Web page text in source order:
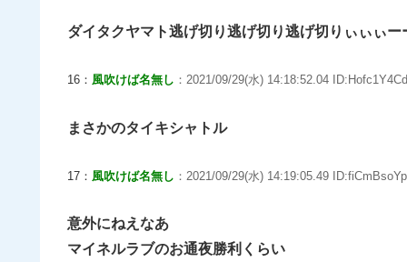
ダイタクヤマト逃げ切り逃げ切り逃げ切りぃぃぃー
16： 風吹けば名無し ：2021/09/29(水) 14:18:52.04
まさかのタイキシャトル
17： 風吹けば名無し ：2021/09/29(水) 14:19:05.49
意外にねえなあ
マイネルラブのお通夜勝利くらい